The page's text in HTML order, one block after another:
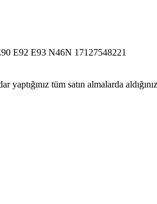
E92 E93 N46N 17127548221
yaptığınız tüm satın almalarda